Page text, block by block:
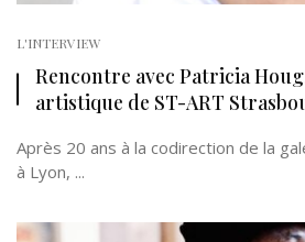
L'INTERVIEW
Rencontre avec Patricia
artistique de ST-ART
Après 20 ans à la codirection de la
à Lyon, ...